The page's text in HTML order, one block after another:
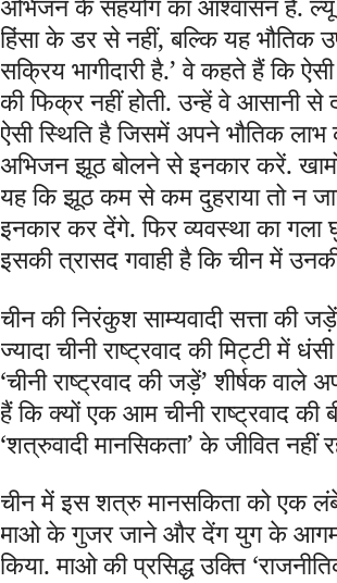
हिंसा के डर से नहीं, बल्कि यह भौतिक
सक्रिय भागीदारी है.’ वे कहते हैं कि
की फिक्र नहीं होती. उन्हें वे
ऐसी स्थिति है जिसमें अपने भौतिक लाभ
अभिजन झूठ बोलने से इनकार करें.
यह कि झूठ कम से कम दुहराया तो न
इनकार कर देंगे. फिर व्यवस्था का
इसकी त्रासद गवाही है कि चीन में
चीन की निरंकुश साम्यवादी सत्ता की
ज्यादा चीनी राष्ट्रवाद की मिट्टी में
‘चीनी राष्ट्रवाद की जड़ें’ शीर्षक
हैं कि क्यों एक आम चीनी राष्ट्रवाद की
‘शत्रुवादी मानसिकता’ के जीवित नहीं
चीन में इस शत्रु मानसकिता को एक
माओ के गुजर जाने और देंग युग के आगमन
किया. माओ की प्रसिद्ध उक्ति